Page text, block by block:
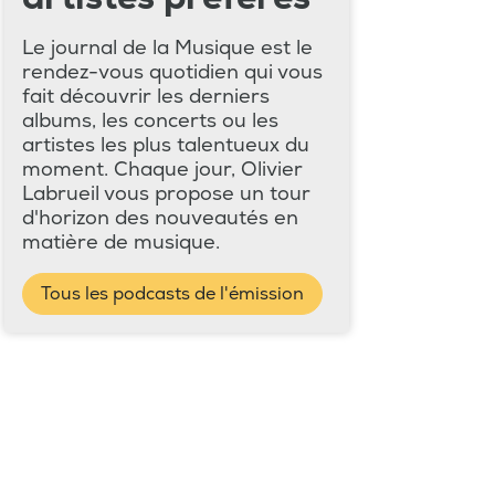
Le journal de la Musique est le
rendez-vous quotidien qui vous
fait découvrir les derniers
albums, les concerts ou les
artistes les plus talentueux du
moment. Chaque jour, Olivier
Labrueil vous propose un tour
d'horizon des nouveautés en
matière de musique.
Tous les podcasts de l'émission